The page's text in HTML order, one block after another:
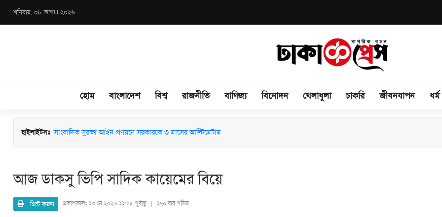
শনিবার, ০৮ আগU ২০২৬
হোম বাংলাদেশ বিশ্ব রাজনীতি বাণিজ্য বিনোদন খেলাধুলা চাকরি জীবনযাপন ধর্ম
হাইলাইটসঃ জুলাই কনসার্টে গায়ক হাসানের ওপর বোতল নিক্ষেপ: ব্যান্ড সংগীতপ্রেমীদের তীব্র ক্ষোভ ও নিরাপত্তার প্রশ্ন
আজ ডাকসু ভিপি সাদিক কায়েমের বিয়ে
প্রিন্ট করুন প্রকাশকালঃ ১৩ মে ২০২৬ ১১:২৫ পূর্বাহ্ণ | ১৭০ বার পঠিত